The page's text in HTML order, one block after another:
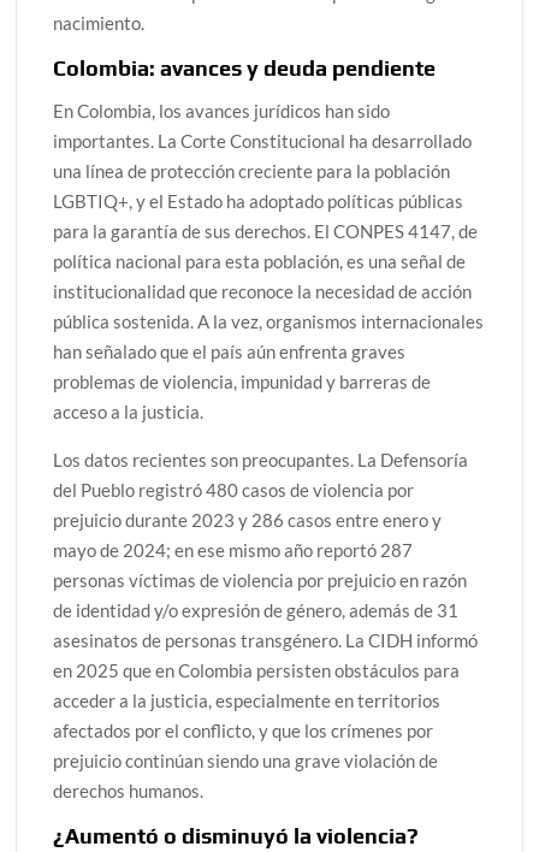
nacimiento.
Colombia: avances y deuda pendiente
En Colombia, los avances jurídicos han sido
importantes. La Corte Constitucional ha desarrollado
una línea de protección creciente para la población
LGBTIQ+, y el Estado ha adoptado políticas públicas
para la garantía de sus derechos. El CONPES 4147, de
política nacional para esta población, es una señal de
institucionalidad que reconoce la necesidad de acción
pública sostenida. A la vez, organismos internacionales
han señalado que el país aún enfrenta graves
problemas de violencia, impunidad y barreras de
acceso a la justicia.
Los datos recientes son preocupantes. La Defensoría
del Pueblo registró 480 casos de violencia por
prejuicio durante 2023 y 286 casos entre enero y
mayo de 2024; en ese mismo año reportó 287
personas víctimas de violencia por prejuicio en razón
de identidad y/o expresión de género, además de 31
asesinatos de personas transgénero. La CIDH informó
en 2025 que en Colombia persisten obstáculos para
acceder a la justicia, especialmente en territorios
afectados por el conflicto, y que los crímenes por
prejuicio continúan siendo una grave violación de
derechos humanos.
¿Aumentó o disminuyó la violencia?